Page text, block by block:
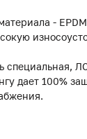
-
специальная,
дает 100%